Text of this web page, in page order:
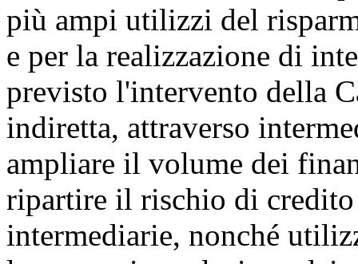
più ampi utilizzi del
e per la realizzazione di
previsto l'intervento della
indiretta, attraverso
ampliare il volume dei
ripartire il rischio di
intermediarie, nonché